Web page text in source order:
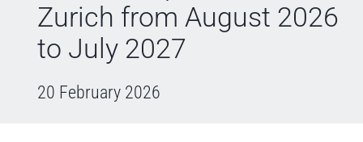
EVENTS
Zurich from August 2026
to July 2027
20 February 2026